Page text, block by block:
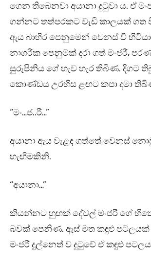
ගෙන තිබෙනවා අයානා දුටුවා ය. ඒ
ගන්නට තත්පරකට වැඩි කාලයක් ගත
ඇය බාහිර පෙනුමෙන් වෙනස් වී
නාගරික පෙනුමක් දරා ගත් මංජරී,
සුරූපිනිය ගේ හැව හැර තිබිණ. දිගට
කොණ්ඩය උරහිස ළඟට කපා දමා
“මං…ජ..රී…”
අයානා ඇය වැළඳ ගත්තේ වෙනස්
හැඟීමකිනි.
“අයානා…”
කියන්නට හුඟක් දේවල් මංජරී ගේ
බවක් පෙනිණ. ඇස් මත කඳුළු පටලයක්
මංජරී දුල්නෙත් ව දුටුවේ ඒ කඳුළු